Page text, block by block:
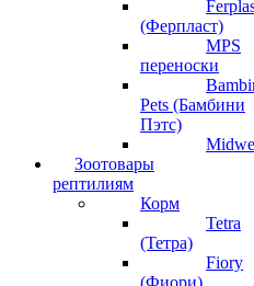
(Ферпласт)
MPS
переноски
Pets (Бамбини
Пэтс)
Зоотовары
рептилиям
Корм
Tetra
(Тетра)
Fiory